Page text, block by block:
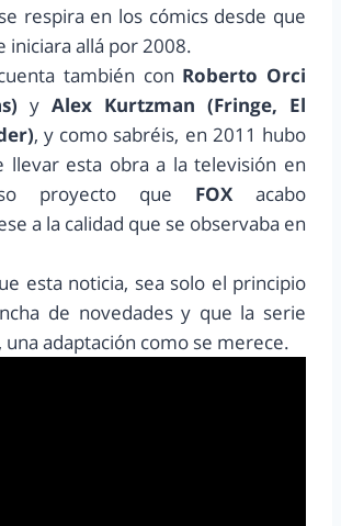
respira en los cómics desde que
iniciara allá por 2008.
también con Roberto Orci
y Alex Kurtzman (Fringe, El
, y como sabréis, en 2011 hubo
llevar esta obra a la televisión en
proyecto que FOX acabo
a la calidad que se observaba en
esta noticia, sea solo el principio
de novedades y que la serie
adaptación como se merece.